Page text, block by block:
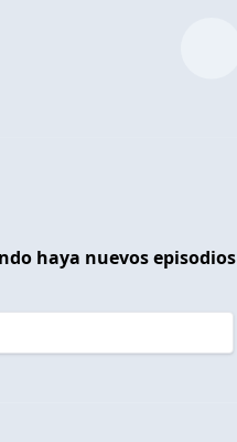
haya nuevos episodios